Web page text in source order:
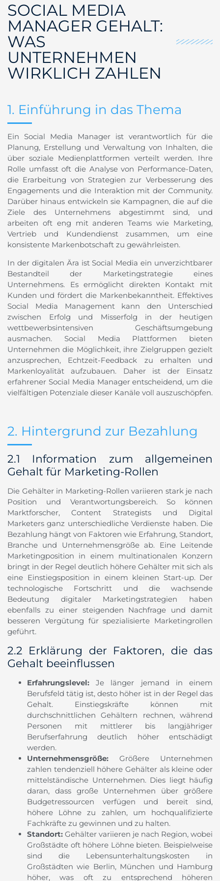
SOCIAL MEDIA
MANAGER GEHALT:
WAS
UNTERNEHMEN
WIRKLICH ZAHLEN
1. Einführung in das Thema
Ein Social Media Manager ist verantwortlich für die
Planung, Erstellung und Verwaltung von Inhalten, die
über soziale Medienplattformen verteilt werden. Ihre
Rolle umfasst oft die Analyse von Performance-Daten,
die Erarbeitung von Strategien zur Verbesserung des
Engagements und die Interaktion mit der Community.
Darüber hinaus entwickeln sie Kampagnen, die auf die
Ziele des Unternehmens abgestimmt sind, und
arbeiten oft eng mit anderen Teams wie Marketing,
Vertrieb und Kundendienst zusammen, um eine
konsistente Markenbotschaft zu gewährleisten.
In der digitalen Ära ist Social Media ein unverzichtbarer
Bestandteil der Marketingstrategie eines
Unternehmens. Es ermöglicht direkten Kontakt mit
Kunden und fördert die Markenbekanntheit. Effektives
Social Media Management kann den Unterschied
zwischen Erfolg und Misserfolg in der heutigen
wettbewerbsintensiven Geschäftsumgebung
ausmachen. Social Media Plattformen bieten
Unternehmen die Möglichkeit, ihre Zielgruppen gezielt
anzusprechen, Echtzeit-Feedback zu erhalten und
Markenloyalität aufzubauen. Daher ist der Einsatz
erfahrener Social Media Manager entscheidend, um die
vielfältigen Potenziale dieser Kanäle voll auszuschöpfen.
2. Hintergrund zur Bezahlung
2.1 Information zum allgemeinen
Gehalt für Marketing-Rollen
Die Gehälter in Marketing-Rollen variieren stark je nach
Position und Verantwortungsbereich. So können
Marktforscher, Content Strategists und Digital
Marketers ganz unterschiedliche Verdienste haben. Die
Bezahlung hängt von Faktoren wie Erfahrung, Standort,
Branche und Unternehmensgröße ab. Eine Leitende
Marketingposition in einem multinationalen Konzern
bringt in der Regel deutlich höhere Gehälter mit sich als
eine Einstiegsposition in einem kleinen Start-up. Der
technologische Fortschritt und die wachsende
Bedeutung digitaler Marketingstrategien haben
ebenfalls zu einer steigenden Nachfrage und damit
besseren Vergütung für spezialisierte Marketingrollen
geführt.
2.2 Erklärung der Faktoren, die das
Gehalt beeinflussen
Erfahrungslevel: Je länger jemand in einem
Berufsfeld tätig ist, desto höher ist in der Regel das
Gehalt. Einstiegskräfte können mit
durchschnittlichen Gehältern rechnen, während
Personen mit mittlerer bis langjähriger
Berufserfahrung deutlich höher entschädigt
werden.
Unternehmensgröße: Größere Unternehmen
zahlen tendenziell höhere Gehälter als kleine oder
mittelständische Unternehmen. Dies liegt häufig
daran, dass große Unternehmen über größere
Budgetressourcen verfügen und bereit sind,
höhere Löhne zu zahlen, um hochqualifizierte
Fachkräfte zu gewinnen und zu halten.
Standort: Gehälter variieren je nach Region, wobei
Großstädte oft höhere Löhne bieten. Beispielweise
sind die Lebensunterhaltungskosten in
Großstädten wie Berlin, München und Hamburg
höher, was oft zu entsprechend höheren